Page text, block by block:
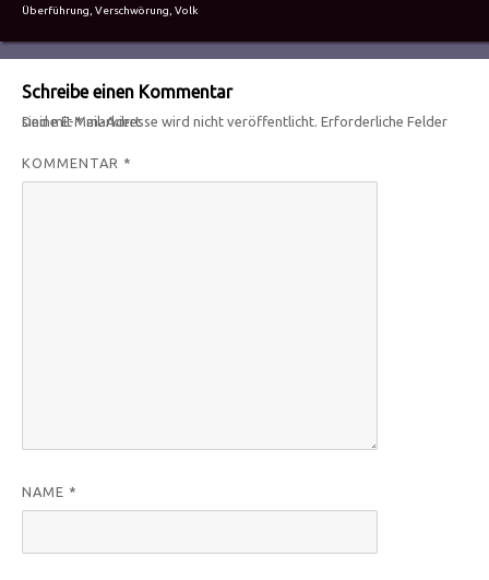
Überführung, Verschwörung, Volk
Schreibe einen Kommentar
Deine E-Mail-Adresse wird nicht veröffentlicht.
Erforderliche Felder sind mit*markiert
KOMMENTAR *
NAME *